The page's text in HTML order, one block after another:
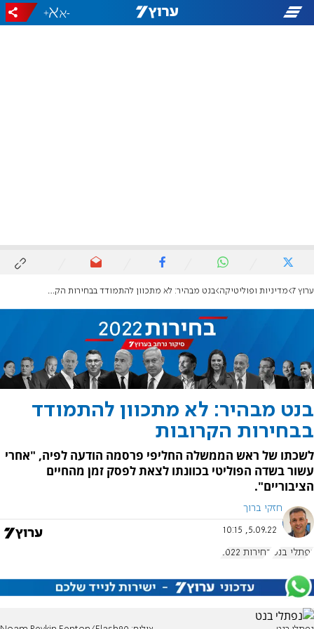
-
+
ערוץ 7 מדיניות ופוליטיקה בנט מבהיר: לא מתכוון להתמודד בבחירות הקרובות
בנט מבהיר: לא מתכוון להתמודד
בבחירות הקרובות
לשכתו של ראש הממשלה החליפי פרסמה הודעה לפיה, "אחרי
עשור בשדה הפוליטי בכוונתו לצאת לפסק זמן מהחיים
הציבוריים".
חזקי ברוך
5.09.22, 10:15
נפתלי בנט בחירות 2022